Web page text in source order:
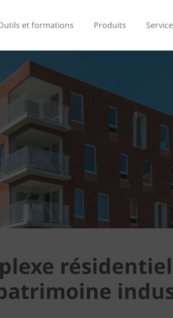
et formations Produits Service